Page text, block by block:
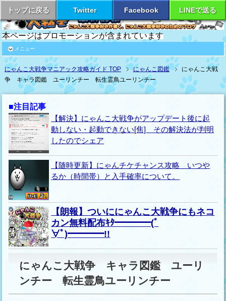
トップに戻る Twitter Facebook LINEで送る
本ページはプロモーションが含まれています
メニュー
にゃんこ大戦争マニアック攻略ガイド TOP にゃんこ図鑑
にゃんこ大戦
争 キャラ図鑑 ユーリンチー 転生霊鳥ユーリンチー
■注目記事
【解決】にゃんこ大戦争がアップデート後に起
動しない・起動できない[焦] その解決法が判明
したのでシェア
【随時更新】にゃんチケチャンス攻略 いつや
るか（時間帯）と入手確率について。
【朗報】ついににゃんこ大戦争にもネコ
カン無料配布ｷﾀ━━━━(ﾟ
∀ﾟ)━━━━!!
にゃんこ大戦争 キャラ図鑑 ユーリ
ンチー 転生霊鳥ユーリンチー